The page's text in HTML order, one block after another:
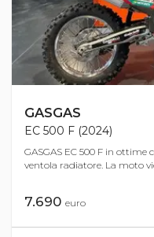
GASGAS
EC 500 F (2024)
GASGAS EC 500 F in
ventola radiatore. La moto
7.690 euro